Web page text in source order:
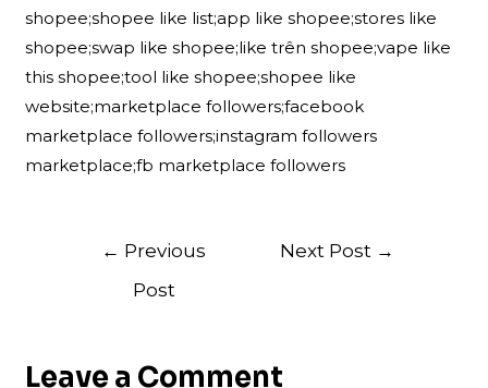
shopee;shopee like list;app like shopee;stores like
shopee;swap like shopee;like trên shopee;vape like
this shopee;tool like shopee;shopee like
website;marketplace followers;facebook
marketplace followers;instagram followers
marketplace;fb marketplace followers
Post
navigation
← Previous
Post
Next Post →
Leave a Comment